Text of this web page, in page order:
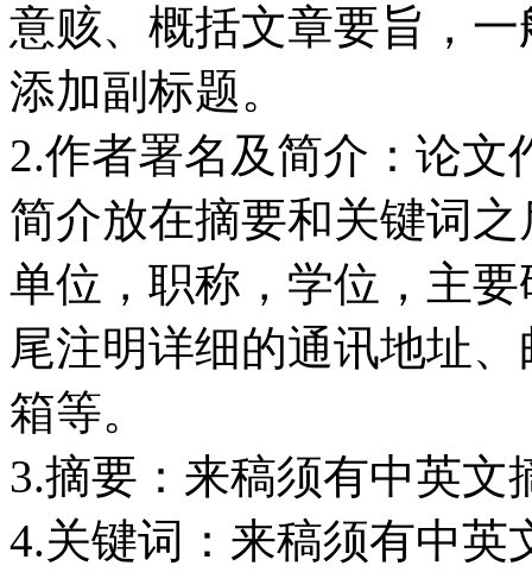
意赅、概括文章要旨，
添加副标题。
2.作者署名及简介：论
简介放在摘要和关键词
单位，职称，学位，主
尾注明详细的通讯地址
箱等。
3.摘要：来稿须有中英文
4.关键词：来稿须有中英